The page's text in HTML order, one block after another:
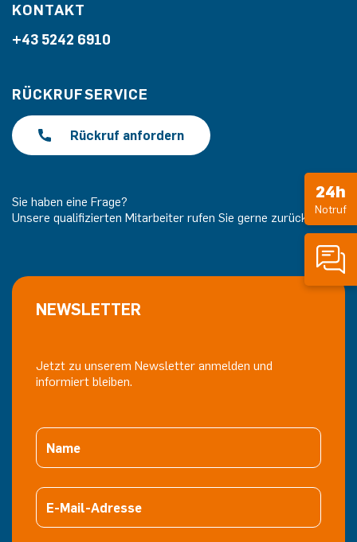
KONTAKT
+43 5242 6910
RÜCKRUFSERVICE
Rückruf anfordern
Sie haben eine Frage?
Unsere qualifizierten Mitarbeiter rufen Sie gerne zurück.
NEWSLETTER
Jetzt zu unserem Newsletter anmelden und
informiert bleiben.
24h
Notruf